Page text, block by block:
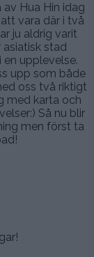
av Hua Hin idag
vara där i två
ju aldrig varit
stad
upplevelse.
upp som både
oss två riktigt
med karta och
Så nu blir
men först ta